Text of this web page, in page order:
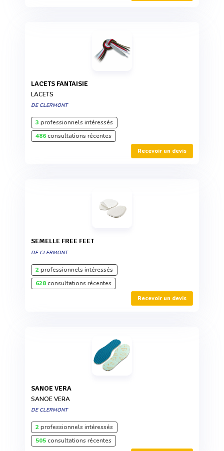
LACETS FANTAISIE
LACETS
DE CLERMONT
3 professionnels intéressés
486consultations récentes
Recevoir un devis
SEMELLE FREE FEET
DE CLERMONT
2professionnels intéressés
628consultations récentes
Recevoir un devis
SANOE VERA
SANOE VERA
DE CLERMONT
2professionnels intéressés
505consultations récentes